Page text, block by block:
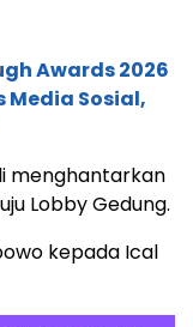
Awards 2026
Sosial,
menghantarkan
Lobby Gedung.
kepada Ical